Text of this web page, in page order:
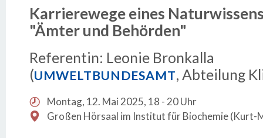
Karrierewege eines
"Ämter und Behörden"
Referentin: Leonie Bronkalla
(UMWELTBUNDESAMT, Abteilung
Montag, 12. Mai 2025, 18 - 20 Uhr
Großen Hörsaal im Institut für Biochemie (Kurt-